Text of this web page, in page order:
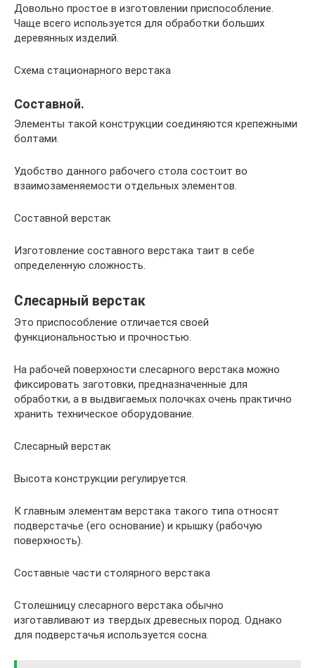
Довольно простое в изготовлении приспособление.
Чаще всего используется для обработки больших
деревянных изделий.
Схема стационарного верстака
Составной.
Элементы такой конструкции соединяются крепежными
болтами.
Удобство данного рабочего стола состоит во
взаимозаменяемости отдельных элементов.
Составной верстак
Изготовление составного верстака таит в себе
определенную сложность.
Слесарный верстак
Это приспособление отличается своей
функциональностью и прочностью.
На рабочей поверхности слесарного верстака можно
фиксировать заготовки, предназначенные для
обработки, а в выдвигаемых полочках очень практично
хранить техническое оборудование.
Слесарный верстак
Высота конструкции регулируется.
К главным элементам верстака такого типа относят
подверстачье (его основание) и крышку (рабочую
поверхность).
Составные части столярного верстака
Столешницу слесарного верстака обычно
изготавливают из твердых древесных пород. Однако
для подверстачья используется сосна.